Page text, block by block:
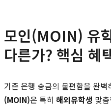
모인(MOIN) 유
다른가? 핵심 혜
기존 은행 송금의 불편함을 완
(MOIN)은 특히 해외유학생 맞